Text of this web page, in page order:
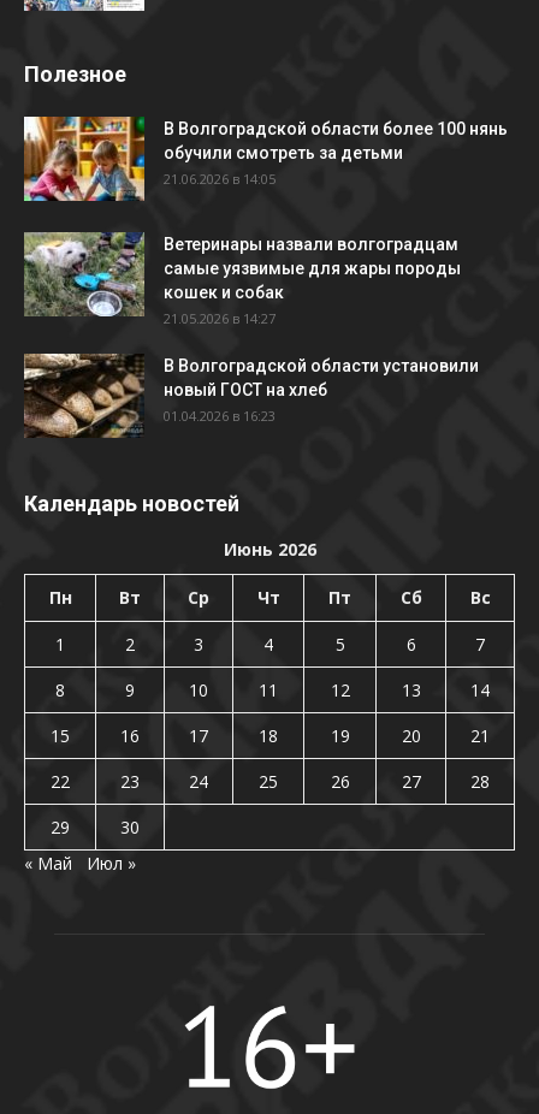
Полезное
В Волгоградской области более 100 нянь
обучили смотреть за детьми
21.06.2026 в 14:05
Ветеринары назвали волгоградцам
самые уязвимые для жары породы
кошек и собак
21.05.2026 в 14:27
В Волгоградской области установили
новый ГОСТ на хлеб
01.04.2026 в 16:23
Календарь новостей
Июнь 2026
Пн Вт Ср Чт Пт Сб Вс
1 2 3 4 5 6
7
8
9 10 11 12 13
14
15
16 17 18 19 20
21
22
23 24 25 26 27
28
29
30
« Май
Июл »